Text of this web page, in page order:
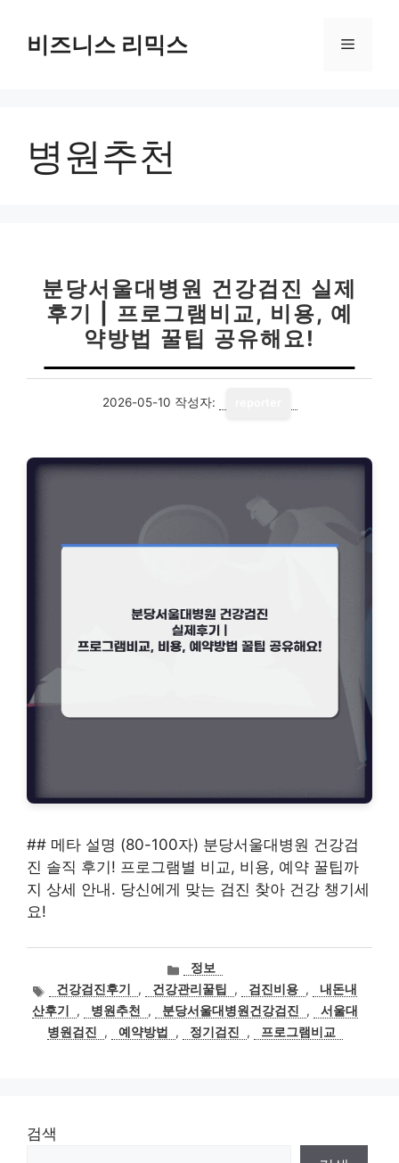
비즈니스 리믹스 메
병원추천
분당서울대병원 건강검진 실제
후기 | 프로그램비교, 비용, 예
약방법 꿀팁 공유해요!
2026-05-10 작성자:
## 메타 설명 (80-100자) 분당서울대병원 건강검
진 솔직 후기! 프로그램별 비교, 비용, 예약 꿀팁까
지 상세 안내. 당신에게 맞는 검진 찾아 건강 챙기세
요!
카
테
고
리
정보
태
그
건강검진후기 , 건강관리꿀팁 , 검진비용 ,
내돈내
산후기
, 병원추천 , 분당서울대병원건강검진 ,
서울대
병원검진
, 예약방법 , 정기검진 , 프로그램비교
검색